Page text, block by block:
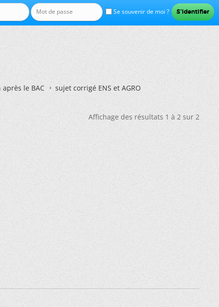
Se souvenir de moi ?
le BAC sujet corrigé ENS et AGRO
Affichage des résultats 1 à 2 sur 2